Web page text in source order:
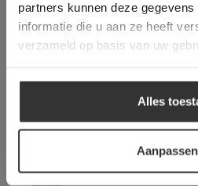
partners kunnen deze
informatie die u aan ze heeft
verzameld op basis van uw
Alles
Aanpassen
Ambachtelijke Friese
verder
ALLES
ALLES
DETAILS